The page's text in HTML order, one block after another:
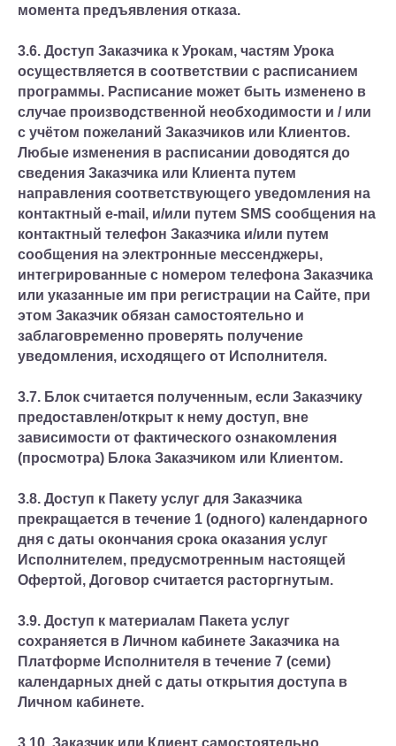
момента предъявления отказа.
3.6. Доступ Заказчика к Урокам, частям Урока
осуществляется в соответствии с расписанием
программы. Расписание может быть изменено в
случае производственной необходимости и / или
с учётом пожеланий Заказчиков или Клиентов.
Любые изменения в расписании доводятся до
сведения Заказчика или Клиента путем
направления соответствующего уведомления на
контактный e-mail, и/или путем SMS сообщения на
контактный телефон Заказчика и/или путем
сообщения на электронные мессенджеры,
интегрированные с номером телефона Заказчика
или указанные им при регистрации на Сайте, при
этом Заказчик обязан самостоятельно и
заблаговременно проверять получение
уведомления, исходящего от Исполнителя.
3.7. Блок считается полученным, если Заказчику
предоставлен/открыт к нему доступ, вне
зависимости от фактического ознакомления
(просмотра) Блока Заказчиком или Клиентом.
3.8. Доступ к Пакету услуг для Заказчика
прекращается в течение 1 (одного) календарного
дня с даты окончания срока оказания услуг
Исполнителем, предусмотренным настоящей
Офертой, Договор считается расторгнутым.
3.9. Доступ к материалам Пакета услуг
сохраняется в Личном кабинете Заказчика на
Платформе Исполнителя в течение 7 (семи)
календарных дней с даты открытия доступа в
Личном кабинете.
3.10. Заказчик или Клиент самостоятельно